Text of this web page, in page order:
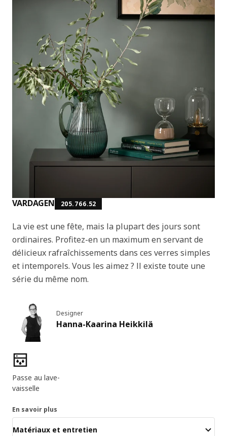
VARDAGEN 205.766.52
La vie est une fête, mais la plupart des jours sont
ordinaires. Profitez-en un maximum en servant de
délicieux rafraîchissements dans ces verres simples
et intemporels. Vous les aimez ? Il existe toute une
série du même nom.
Designer
Hanna-Kaarina Heikkilä
Caractéristiques du produit
Passe au lave-
vaisselle
En savoir plus
Matériaux et entretien